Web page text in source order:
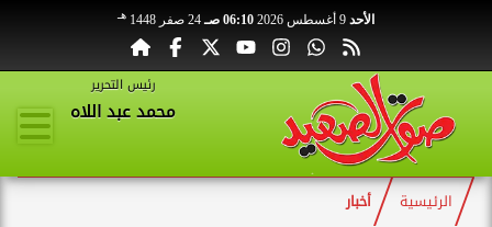
الأحد 06:10 صـ 24 صفر 1448 هـ
رئيس التحرير
محمد عبد اللاه
الرئيسية أخبار